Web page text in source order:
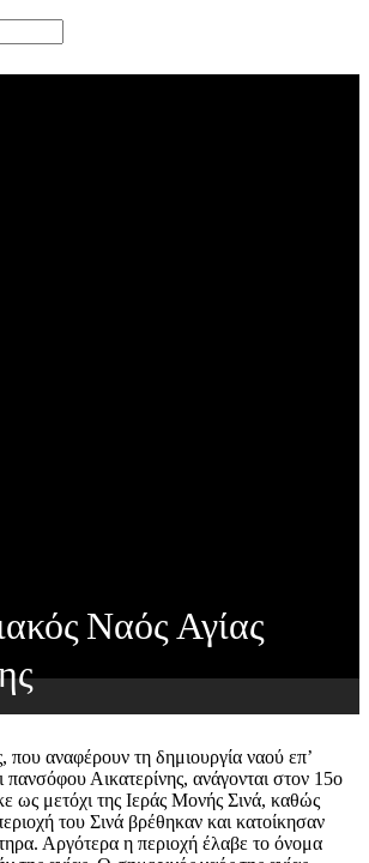
Ναός Αγίας
που αναφέρουν τη δημιουργία ναού επ’
πανσόφου Αικατερίνης, ανάγονται στον 15ο
ως μετόχι της Ιεράς Μονής Σινά, καθώς
του Σινά βρέθηκαν και κατοίκησαν
Αργότερα η περιοχή έλαβε το όνομα